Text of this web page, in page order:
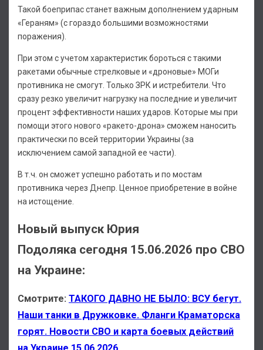
Такой боеприпас станет важным дополнением ударным
«Гераням» (с гораздо большими возможностями
поражения).
При этом с учетом характеристик бороться с такими
ракетами обычные стрелковые и «дроновые» МОГи
противника не смогут. Только ЗРК и истребители. Что
сразу резко увеличит нагрузку на последние и увеличит
процент эффективности наших ударов. Которые мы при
помощи этого нового «ракето-дрона» сможем наносить
практически по всей территории Украины (за
исключением самой западной ее части).
В т.ч. он сможет успешно работать и по мостам
противника через Днепр. Ценное приобретение в войне
на истощение.
Новый выпуск Юрия
Подоляка сегодня 15.06.2026 про СВО
на Украине:
Смотрите: ТАКОГО ДАВНО НЕ БЫЛО: ВСУ бегут.
Наши танки в Дружковке. Фланги Краматорска
горят. Новости СВО и карта боевых действий